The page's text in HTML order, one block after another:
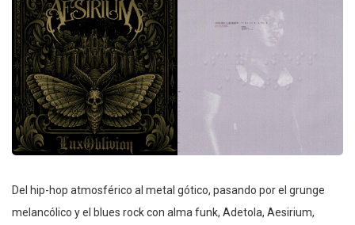
Del hip-hop atmosférico al metal gótico, pasando por el grunge
melancólico y el blues rock con alma funk, Adetola, Aesirium,